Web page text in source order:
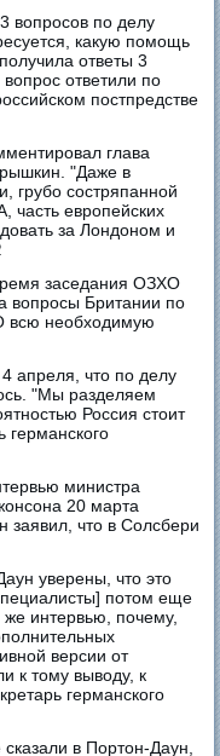
вопросов по делу
какую помощь
ответы 3
ответили по
постпредстве
глава
"Даже в
грубо состряпанной
часть европейских
за Лондоном и
заседания ОЗХО
вопросы Британии по
всю необходимую
апреля, что по делу
"Мы разделяем
Россия стоит
германского
министра
20 марта
заявил, что в Солсбери
уверены, что это
потом еще
интервью, почему,
версии от
к тому выводу, к
германского
сказали в Портон-Даун,